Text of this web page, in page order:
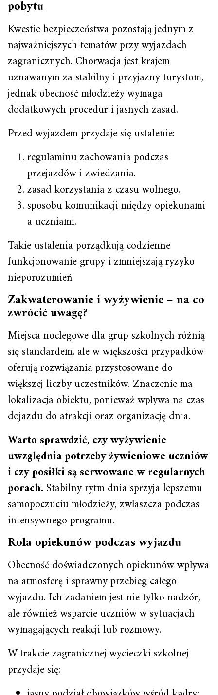
pobytu
Kwestie bezpieczeństwa pozostają jednym z
najważniejszych tematów przy wyjazdach
zagranicznych. Chorwacja jest krajem
uznawanym za stabilny i przyjazny turystom,
jednak obecność młodzieży wymaga
dodatkowych procedur i jasnych zasad.
Przed wyjazdem przydaje się ustalenie:
regulaminu zachowania podczas
przejazdów i zwiedzania.
zasad korzystania z czasu wolnego.
sposobu komunikacji między opiekunami
a uczniami.
Takie ustalenia porządkują codzienne
funkcjonowanie grupy i zmniejszają ryzyko
nieporozumień.
Zakwaterowanie i wyżywienie – na co
zwrócić uwagę?
Miejsca noclegowe dla grup szkolnych różnią
się standardem, ale w większości przypadków
oferują rozwiązania przystosowane do
większej liczby uczestników. Znaczenie ma
lokalizacja obiektu, ponieważ wpływa na czas
dojazdu do atrakcji oraz organizację dnia.
Warto sprawdzić, czy wyżywienie
uwzględnia potrzeby żywieniowe uczniów
i czy posiłki są serwowane w regularnych
porach. Stabilny rytm dnia sprzyja lepszemu
samopoczuciu młodzieży, zwłaszcza podczas
intensywnego programu.
Rola opiekunów podczas wyjazdu
Obecność doświadczonych opiekunów wpływa
na atmosferę i sprawny przebieg całego
wyjazdu. Ich zadaniem jest nie tylko nadzór,
ale również wsparcie uczniów w sytuacjach
wymagających reakcji lub rozmowy.
W trakcie zagranicznej wycieczki szkolnej
przydaje się: